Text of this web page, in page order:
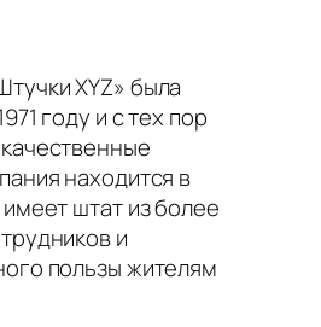
XYZ» была
году и с тех пор
находится в
штат из более
и
пользы жителям